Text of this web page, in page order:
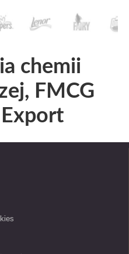
chemii
FMCG